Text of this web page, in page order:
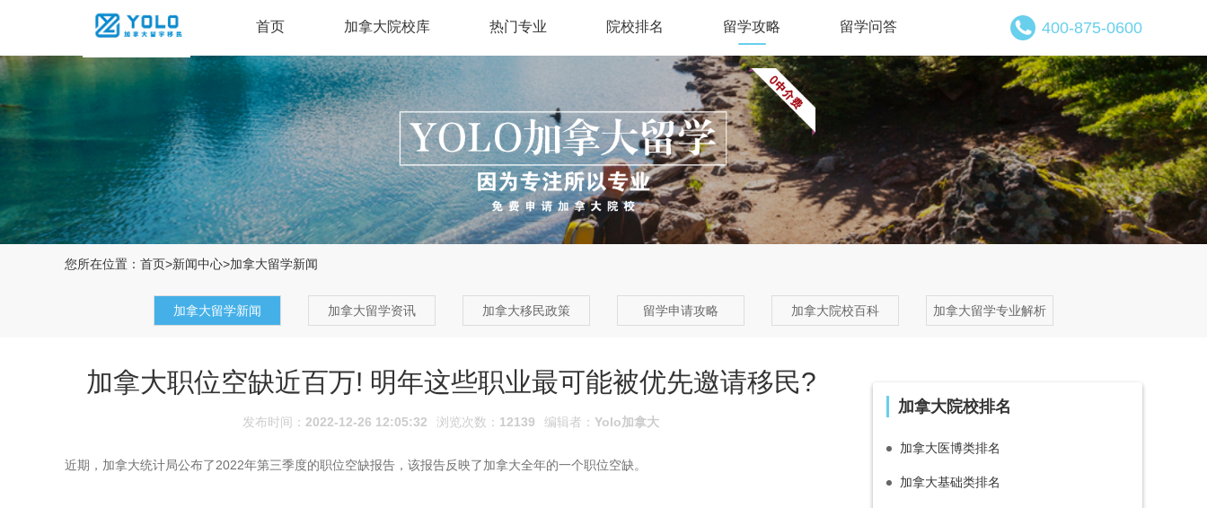
首页 加拿大院校库 热门专业 院校排名 留学攻略 留学问答 400-875-0600
您所在位置： 首页>新闻中心>加拿大留学新闻
加拿大留学新闻 加拿大留学资讯 加拿大移民政策 留学申请攻略 加拿大院校百科 加拿大留学专业解析
加拿大职位空缺近百万! 明年这些职业最可能被优先邀请移民?
发布时间： 2022-12-26 12:05:32 浏览次数： 12139 编辑者： Yolo加拿大
近期，加拿大统计局公布了2022年第三季度的职位空缺报告，该报告反映了加拿大全年的一个职位空缺。
加拿大院校排名
加拿大医博类排名
加拿大基础类排名